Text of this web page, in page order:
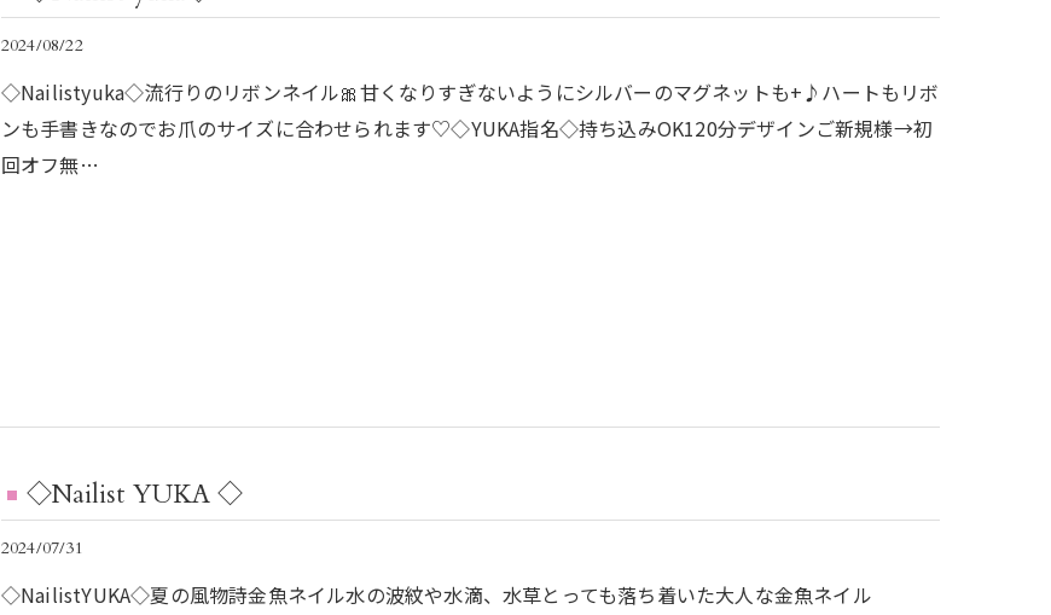
2024/08/22
◇Nailistyuka◇流行りのリボンネイル🎀甘くなりすぎないようにシルバーのマグネットも+♪ハートもリボ
ンも手書きなのでお爪のサイズに合わせられます♡◇YUKA指名◇持ち込みOK120分デザインご新規様→初
回オフ無…
◇Nailist YUKA ◇
2024/07/31
◇NailistYUKA◇夏の風物詩金魚ネイル水の波紋や水滴、水草とっても落ち着いた大人な金魚ネイル